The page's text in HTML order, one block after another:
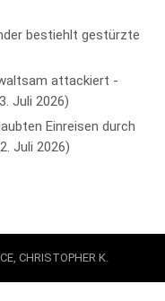
bestiehlt gestürzte
attackiert -
Juli 2026
Einreisen durch
Juli 2026
CHRISTOPHER K.